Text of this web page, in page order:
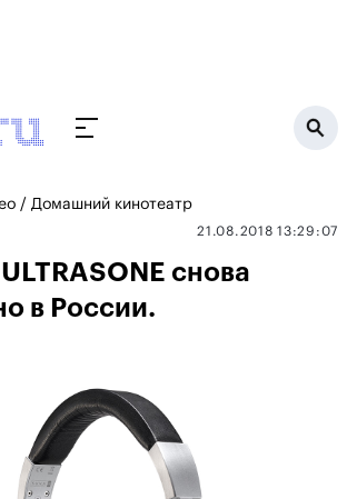
/ Домашний кинотеатр
21.08.2018 13:29:07
снова
в России.